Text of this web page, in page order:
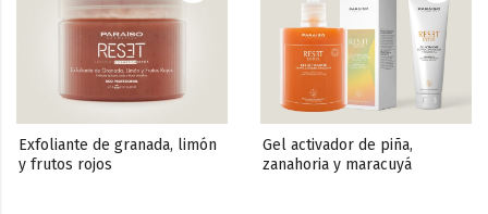
Exfoliante de granada, limón
y frutos rojos
Gel activador de piña,
zanahoria y maracuyá